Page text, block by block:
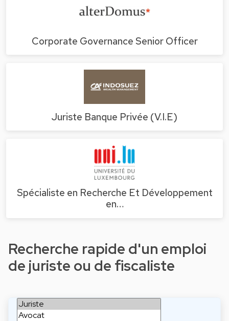
Corporate Governance Senior Officer
Juriste Banque Privée (V.I.E)
Spécialiste en Recherche Et Développement
en…
Recherche rapide d'un emploi
de juriste ou de fiscaliste